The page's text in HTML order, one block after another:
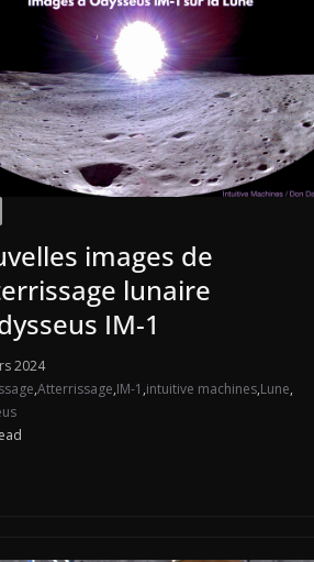
images de
lunaire
IM-1
2024
,Atterrissage,IM-1 ,intuitive machines,Lune,